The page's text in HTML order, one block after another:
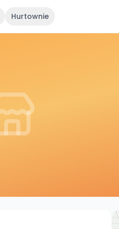
Hurtownie